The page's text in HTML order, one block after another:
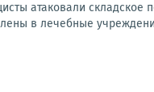
атаковали
в лечебные